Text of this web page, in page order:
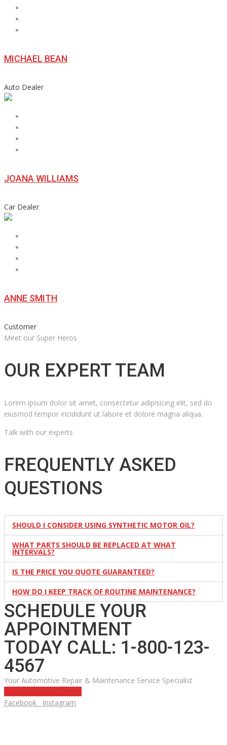
MICHAEL BEAN
Auto Dealer
JOANA WILLIAMS
Car Dealer
ANNE SMITH
Customer
Meet our Super Heros
OUR EXPERT TEAM
Lorem ipsum dolor sit amet, consectetur adipisicing elit, sed do
eiusmod tempor incididunt ut labore et dolore magna aliqua.
Talk with our experts
FREQUENTLY ASKED
QUESTIONS
SHOULD I CONSIDER USING SYNTHETIC MOTOR OIL?
WHAT PARTS SHOULD BE REPLACED AT WHAT
INTERVALS?
IS THE PRICE YOU QUOTE GUARANTEED?
HOW DO I KEEP TRACK OF ROUTINE MAINTENANCE?
SCHEDULE YOUR
APPOINTMENT
TODAY CALL: 1-800-123-
4567
Your Automotive Repair & Maintenance Service Specialist
Facebook
Instagram